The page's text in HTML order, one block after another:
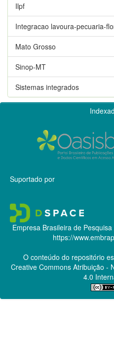
Ilpf
Integracao lavoura-pecuaria-
Mato Grosso
Sinop-MT
Sistemas integrados
Suportado por
Empresa Brasileira de
https://
O conteúdo do repositório
Creative CommonsAtribuição -
4.0